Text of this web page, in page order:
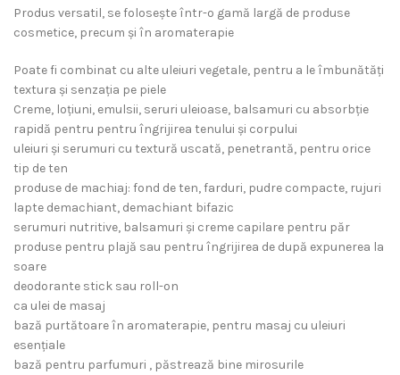
Produs versatil, se folosește într-o gamă largă de produse
cosmetice, precum și în aromaterapie
Poate fi combinat cu alte uleiuri vegetale, pentru a le îmbunătăți
textura și senzația pe piele
Creme, loțiuni, emulsii, seruri uleioase, balsamuri cu absorbție
rapidă pentru pentru îngrijirea tenului și corpului
uleiuri și serumuri cu textură uscată, penetrantă, pentru orice
tip de ten
produse de machiaj: fond de ten, farduri, pudre compacte, rujuri
lapte demachiant, demachiant bifazic
serumuri nutritive, balsamuri și creme capilare pentru păr
produse pentru plajă sau pentru îngrijirea de după expunerea la
soare
deodorante stick sau roll-on
ca ulei de masaj
bază purtătoare în aromaterapie, pentru masaj cu uleiuri
esențiale
bază pentru parfumuri , păstrează bine mirosurile